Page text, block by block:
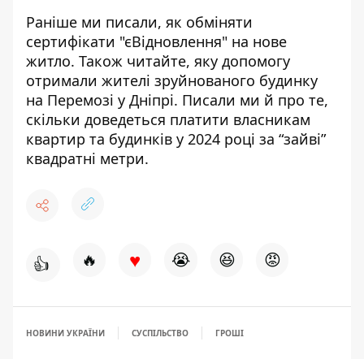
Раніше ми писали, як обміняти
сертифікати "єВідновлення" на нове
житло. Також читайте, яку допомогу
отримали жителі зруйнованого будинку
на Перемозі у Дніпрі. Писали ми й про те,
скільки доведеться платити власникам
квартир та будинків у 2024 році за “зайві”
квадратні метри.
👍 🔥 ♥ 😭 😆 😡
НОВИНИ УКРАЇНИ СУСПІЛЬСТВО ГРОШІ